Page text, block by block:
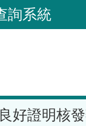
詢系統
好證明核